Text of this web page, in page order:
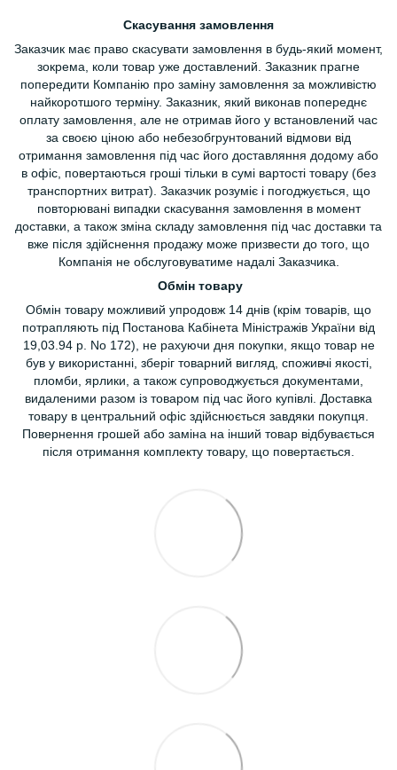
Скасування замовлення
Заказчик має право скасувати замовлення в будь-який момент,
зокрема, коли товар уже доставлений. Заказник прагне
попередити Компанію про заміну замовлення за можливістю
найкоротшого терміну. Заказник, який виконав попереднє
оплату замовлення, але не отримав його у встановлений час
за своєю ціною або небезобгрунтований відмови від
отримання замовлення під час його доставляння додому або
в офіс, повертаються гроші тільки в сумі вартості товару (без
транспортних витрат). Заказчик розуміє і погоджується, що
повторювані випадки скасування замовлення в момент
доставки, а також зміна складу замовлення під час доставки та
вже після здійснення продажу може призвести до того, що
Компанія не обслуговуватиме надалі Заказчика.
Обмін товару
Обмін товару можливий упродовж 14 днів (крім товарів, що
потрапляють під Постанова Кабінета Міністражів України від
19,03.94 р. No 172), не рахуючи дня покупки, якщо товар не
був у використанні, зберіг товарний вигляд, споживчі якості,
пломби, ярлики, а також супроводжується документами,
видаленими разом із товаром під час його купівлі. Доставка
товару в центральний офіс здійснюється завдяки покупця.
Повернення грошей або заміна на інший товар відбувається
після отримання комплекту товару, що повертається.